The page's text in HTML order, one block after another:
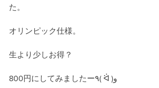
た。
オリンピック仕様。
生より少しお得？
800円にしてみましたー٩( ᐛ )و